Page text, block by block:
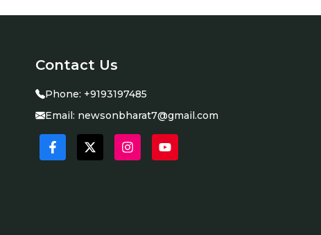
Contact Us
Phone: +9193197485
Email: newsonbharat7@gmail.com